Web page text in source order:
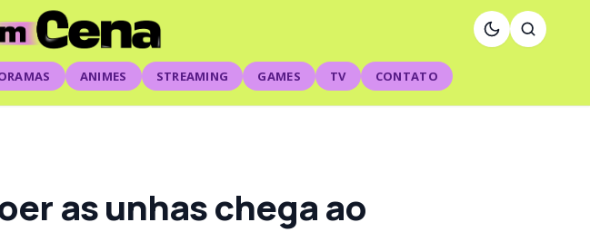
ANIMES STREAMING GAMES TV CONTATO
as unhas chega ao